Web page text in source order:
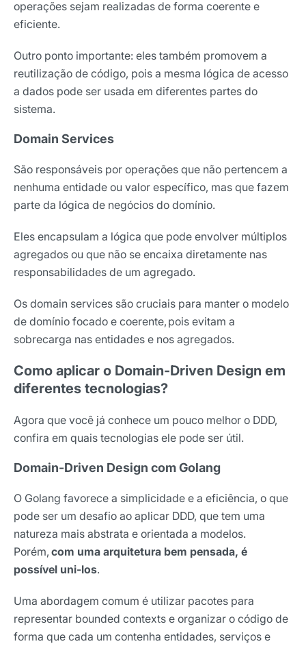
operações sejam realizadas de forma coerente e
eficiente.
Outro ponto importante: eles também promovem a
reutilização de código, pois a mesma lógica de acesso
a dados pode ser usada em diferentes partes do
sistema.
Domain Services
São responsáveis por operações que não pertencem a
nenhuma entidade ou valor específico, mas que fazem
parte da lógica de negócios do domínio.
Eles encapsulam a lógica que pode envolver múltiplos
agregados ou que não se encaixa diretamente nas
responsabilidades de um agregado.
Os domain services são cruciais para manter o modelo
de domínio focado e coerente, pois evitam a
sobrecarga nas entidades e nos agregados.
Como aplicar o Domain-Driven Design em
diferentes tecnologias?
Agora que você já conhece um pouco melhor o DDD,
confira em quais tecnologias ele pode ser útil.
Domain-Driven Design com Golang
O Golang favorece a simplicidade e a eficiência, o que
pode ser um desafio ao aplicar DDD, que tem uma
natureza mais abstrata e orientada a modelos.
Porém, com uma arquitetura bem pensada, é
possível uni-los.
Uma abordagem comum é utilizar pacotes para
representar bounded contexts e organizar o código de
forma que cada um contenha entidades, serviços e